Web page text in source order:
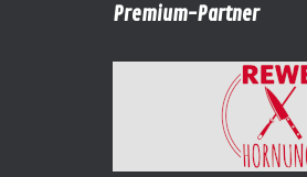
Premium-Partner